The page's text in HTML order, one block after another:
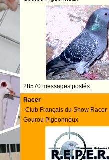
28570 messages postés
Racer
-Club Français du Show Racer-
Gourou Pigeonneux